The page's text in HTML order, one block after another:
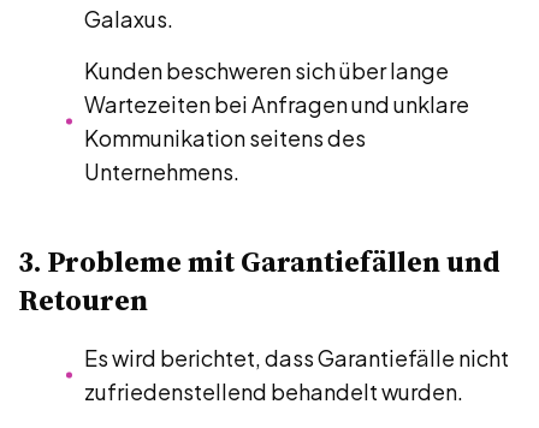
Galaxus.
Kunden beschweren sich über lange
Wartezeiten bei Anfragen und unklare
Kommunikation seitens des
Unternehmens.
3. Probleme mit Garantiefällen und
Retouren
Es wird berichtet, dass Garantiefälle nicht
zufriedenstellend behandelt wurden.